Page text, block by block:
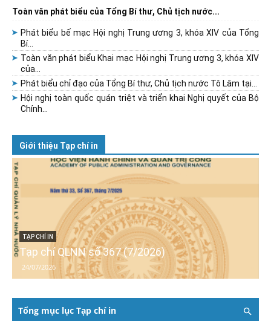
Toàn văn phát biểu của Tổng Bí thư, Chủ tịch nước...
Phát biểu bế mạc Hội nghị Trung ương 3, khóa XIV của Tổng
Bí...
Toàn văn phát biểu Khai mạc Hội nghị Trung ương 3, khóa XIV
của...
Phát biểu chỉ đạo của Tổng Bí thư, Chủ tịch nước Tô Lâm tại...
Hội nghị toàn quốc quán triệt và triển khai Nghị quyết của Bộ
Chính...
Giới thiệu Tạp chí in
TẠP CHÍ IN
Tạp chí QLNN số 367 (7/2026)
24/07/2026
Tổng mục lục Tạp chí in